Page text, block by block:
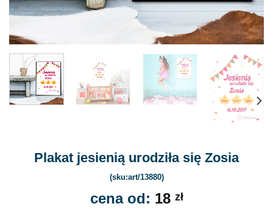
Plakat jesienią urodziła się Zosia
(sku:art/13880)
cena od: 18 zł